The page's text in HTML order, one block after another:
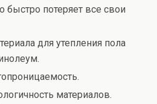
быстро потеряет все свои
для утепления пола
материалов.